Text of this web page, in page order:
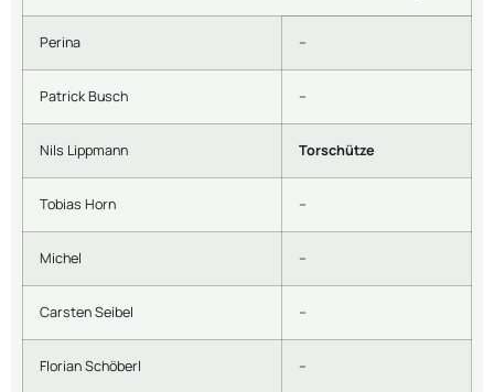
Perina –
Patrick Busch –
Nils Lippmann Torschütze
Tobias Horn –
Michel –
Carsten Seibel –
Florian Schöberl –